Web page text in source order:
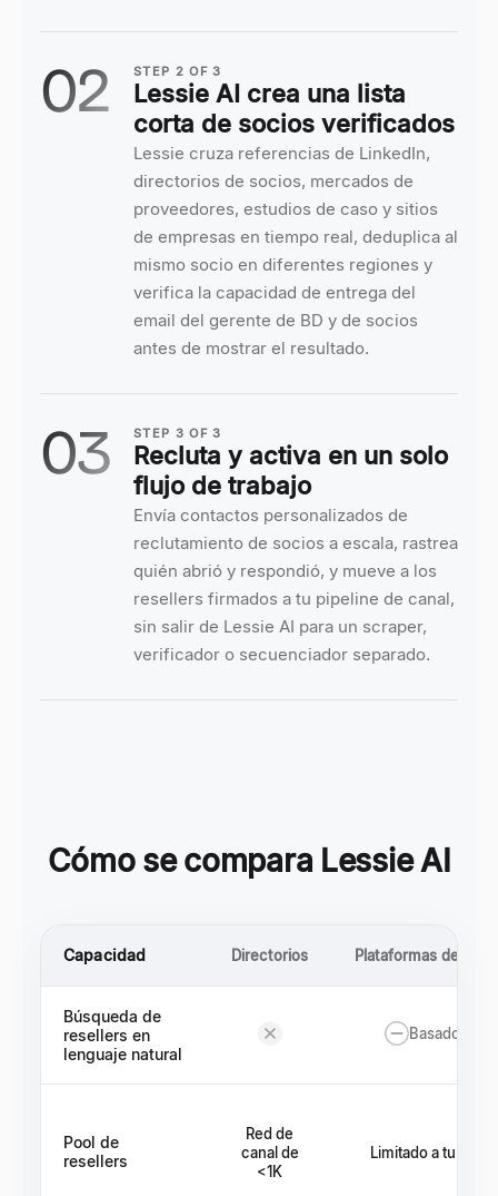
02 STEP 2 OF3
Lessie AI crea una lista
corta de socios verificados
Lessie cruza referencias de LinkedIn,
directorios de socios, mercados de
proveedores, estudios de caso y sitios
de empresas en tiempo real, deduplica al
mismo socio en diferentes regiones y
verifica la capacidad de entrega del
email del gerente de BD y de socios
antes de mostrar el resultado.
03 STEP 3 OF3
Recluta y activa en un solo
flujo de trabajo
Envía contactos personalizados de
reclutamiento de socios a escala, rastrea
quién abrió y respondió, y mueve a los
resellers firmados a tu pipeline de canal,
sin salir de Lessie AI para un scraper,
verificador o secuenciador separado.
Cómo se compara Lessie AI
Capacidad Directorios Plataformas de
Búsqueda de
resellers en
lenguaje natural
Basado en
Pool de
resellers
Red de
canal de
<1K
Limitado a tu